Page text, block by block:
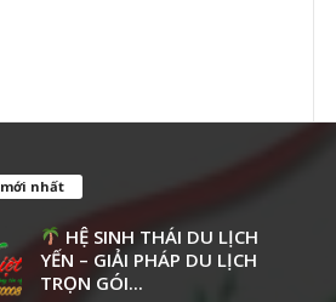
nhất
HỆ SINH THÁI DU LỊCH
YẾN – GIẢI PHÁP DU LỊCH
TRỌN GÓI...